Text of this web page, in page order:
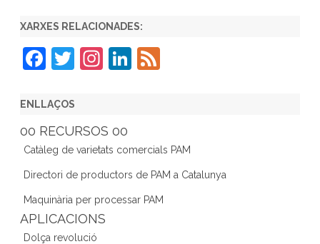
XARXES RELACIONADES:
F
c
e
b
o
o
k
T
er
In
gr
a
m
Li
dI
n
ENLLAÇOS
00 RECURSOS 00
Catàleg de varietats comercials PAM
Directori de productors de PAM a Catalunya
Maquinària per processar PAM
APLICACIONS
Dolça revolució